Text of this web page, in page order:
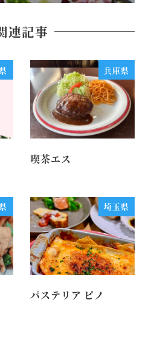
連記事
兵庫県
喫茶エス
埼玉県
パステリア ピノ